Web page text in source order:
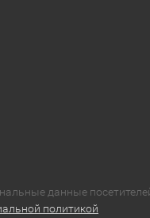
данные
политикой